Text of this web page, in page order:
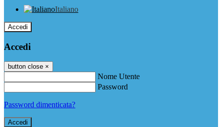
Italiano
Accedi
Accedi
button close ×
Nome Utente
Password
Password dimenticata?